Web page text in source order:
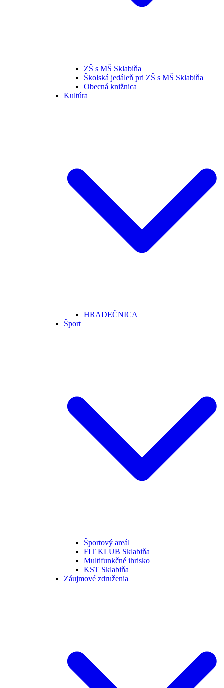
ZŠ s MŠ Sklabiňa
Školská jedáleň pri ZŠ s MŠ Sklabiňa
Obecná knižnica
Kultúra
HRADEČNICA
Šport
Športový areál
FIT KLUB Sklabiňa
Multifunkčné ihrisko
KST Sklabiňa
Záujmové združenia